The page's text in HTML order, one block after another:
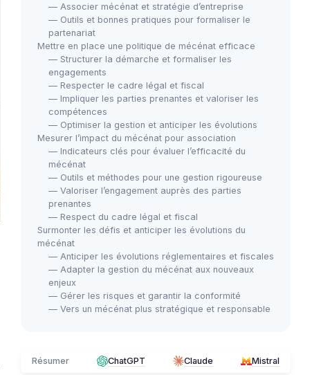
— Associer mécénat et stratégie d’entreprise
— Outils et bonnes pratiques pour formaliser le
partenariat
Mettre en place une politique de mécénat efficace
— Structurer la démarche et formaliser les
engagements
— Respecter le cadre légal et fiscal
— Impliquer les parties prenantes et valoriser les
compétences
— Optimiser la gestion et anticiper les évolutions
Mesurer l’impact du mécénat pour association
— Indicateurs clés pour évaluer l’efficacité du
mécénat
— Outils et méthodes pour une gestion rigoureuse
— Valoriser l’engagement auprès des parties
prenantes
— Respect du cadre légal et fiscal
Surmonter les défis et anticiper les évolutions du
mécénat
— Anticiper les évolutions réglementaires et fiscales
— Adapter la gestion du mécénat aux nouveaux
enjeux
— Gérer les risques et garantir la conformité
— Vers un mécénat plus stratégique et responsable
Résumer ChatGPT Claude Mistral